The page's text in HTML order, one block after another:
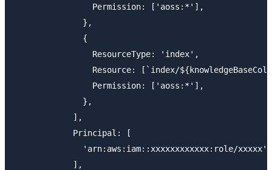
                Permission: ['aoss:*'],
              },
              {
                ResourceType: 'index',
Resource: [`index/
                Permission: ['aoss:*'],
              },
            ],
            Principal: [
'arn:aws:iam::xxxxxxxxxxxx:role/xxxxx',
            ],